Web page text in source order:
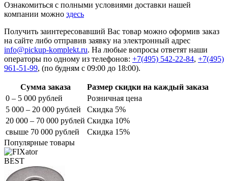
Ознакомиться с полными условиями доставки нашей
компании можно здесь
Получить заинтересовавший Вас товар можно оформив заказ
на сайте либо отправив заявку на электронный адрес
info@pickup-komplekt.ru. На любые вопросы ответят наши
операторы по одному из телефонов: +7(495) 542-22-84, +7(495)
961-51-99, (по будням с 09:00 до 18:00).
Сумма заказа
Размер скидки на каждый заказа
0 – 5 000 рублей
Розничная цена
5 000 – 20 000 рублей
Скидка 5%
20 000 – 70 000 рублей Скидка 10%
свыше 70 000 рублей
Скидка 15%
Популярные товары
BEST